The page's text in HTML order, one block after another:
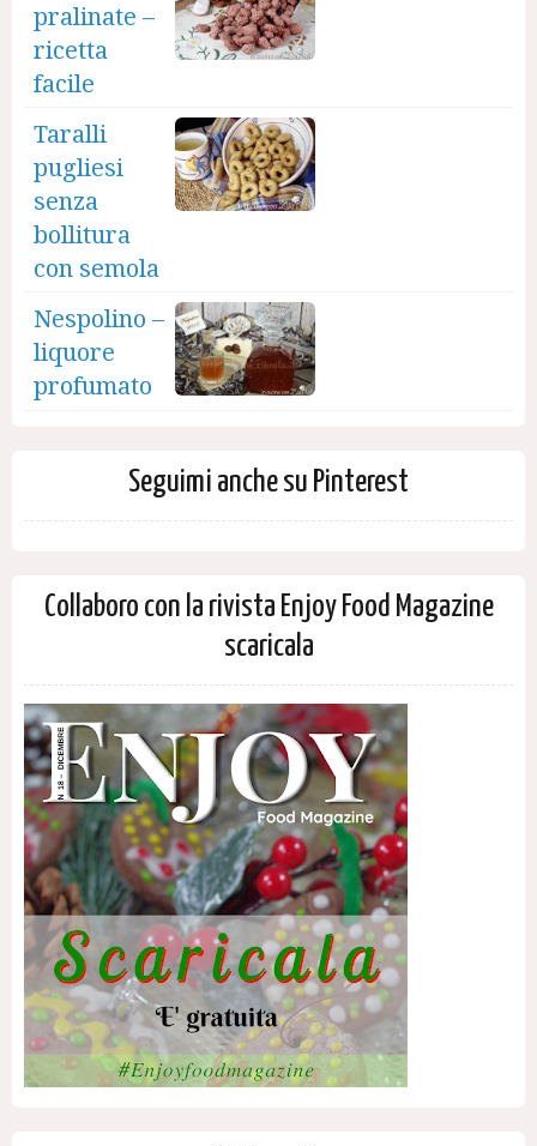
pralinate –
ricetta
facile
Taralli
pugliesi
senza
bollitura
con semola
Nespolino –
liquore
profumato
Seguimi anche su Pinterest
Collaboro con la rivista Enjoy Food Magazine
scaricala